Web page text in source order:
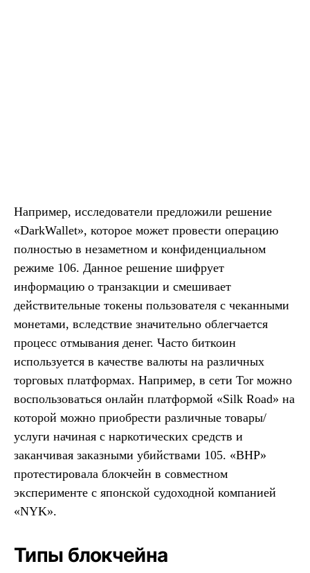
Например, исследователи предложили решение
«DarkWallet», которое может провести операцию
полностью в незаметном и конфиденциальном
режиме 106. Данное решение шифрует
информацию о транзакции и смешивает
действительные токены пользователя с чеканными
монетами, вследствие значительно облегчается
процесс отмывания денег. Часто биткоин
используется в качестве валюты на различных
торговых платформах. Например, в сети Tor можно
воспользоваться онлайн платформой «Silk Road» на
которой можно приобрести различные товары/
услуги начиная с наркотических средств и
заканчивая заказными убийствами 105. «BHP»
протестировала блокчейн в совместном
эксперименте с японской судоходной компанией
«NYK».
Типы блокчейна